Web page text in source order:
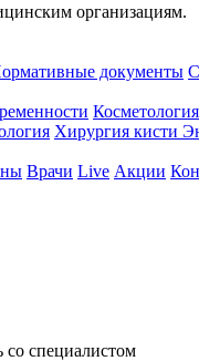
организациям.
документы
Косметология
Хирургия кисти
Врачи Live Акции
со специалистом